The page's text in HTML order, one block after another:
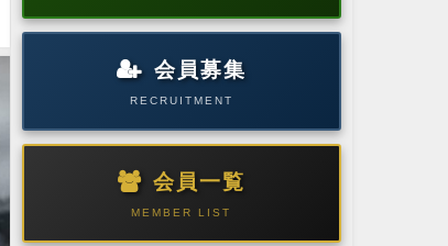
会員募集
RECRUITMENT
会員一覧
MEMBER LIST